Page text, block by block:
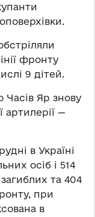
фронту
9 дітей.
Часів Яр знову
артилерії —
в Україні
осіб і 514
та 404
при
в